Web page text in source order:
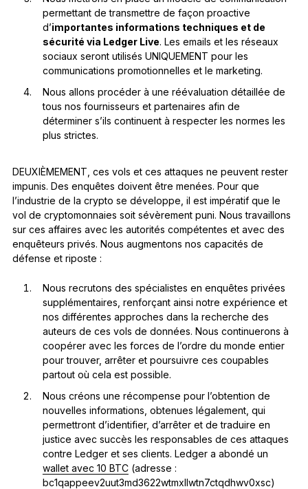
permettant de transmettre de façon proactive
d’importantes informations techniques et de
sécurité via Ledger Live. Les emails et les réseaux
sociaux seront utilisés UNIQUEMENT pour les
communications promotionnelles et le marketing.
Nous allons procéder à une réévaluation détaillée de
tous nos fournisseurs et partenaires afin de
déterminer s’ils continuent à respecter les normes les
plus strictes.
DEUXIÈMEMENT, ces vols et ces attaques ne peuvent rester
impunis. Des enquêtes doivent être menées. Pour que
l’industrie de la crypto se développe, il est impératif que le
vol de cryptomonnaies soit sévèrement puni. Nous travaillons
sur ces affaires avec les autorités compétentes et avec des
enquêteurs privés. Nous augmentons nos capacités de
défense et riposte :
Nous recrutons des spécialistes en enquêtes privées
supplémentaires, renforçant ainsi notre expérience et
nos différentes approches dans la recherche des
auteurs de ces vols de données. Nous continuerons à
coopérer avec les forces de l’ordre du monde entier
pour trouver, arrêter et poursuivre ces coupables
partout où cela est possible.
Nous créons une récompense pour l’obtention de
nouvelles informations, obtenues légalement, qui
permettront d’identifier, d’arrêter et de traduire en
justice avec succès les responsables de ces attaques
contre Ledger et ses clients. Ledger a abondé un
wallet avec 10 BTC(adresse :
bc1qappeev2uut3md3622wtmxllwtn7ctqdhwv0xsc)